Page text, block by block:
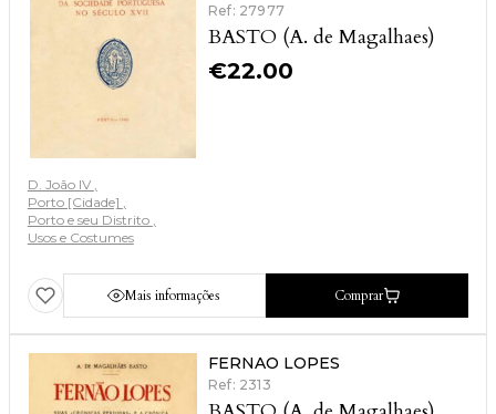
Ref: 27977
BASTO (A. de Magalhaes)
€22.00
D. João IV
Porto [Cidade]
Porto e seu Distrito
Usos e Costumes
Mais informações Comprar
FERNAO LOPES
Ref: 2313